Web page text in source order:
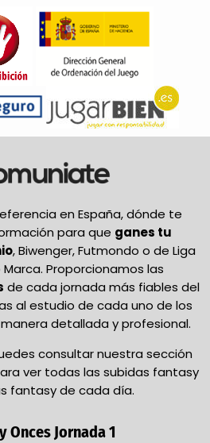
en España, dónde te
para que ganes tu
, Biwenger, Futmondo o de Liga
Proporcionamos las
de cada jornada más fiables del
al estudio de cada uno de los
detallada y profesional.
consultar nuestra sección
ver todas las subidas fantasy
fantasy de cada día.
Onces Jornada 1